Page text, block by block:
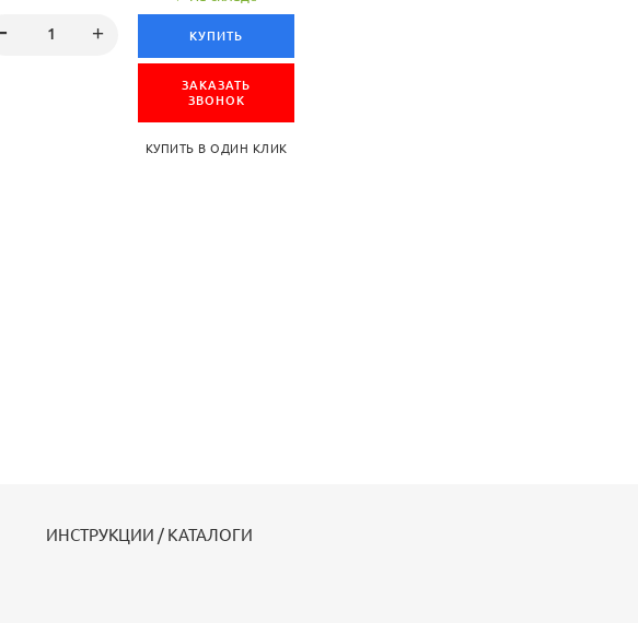
КУПИТЬ
ЗАКАЗАТЬ
ЗВОНОК
КУПИТЬ В ОДИН КЛИК
ИНСТРУКЦИИ / КАТАЛОГИ